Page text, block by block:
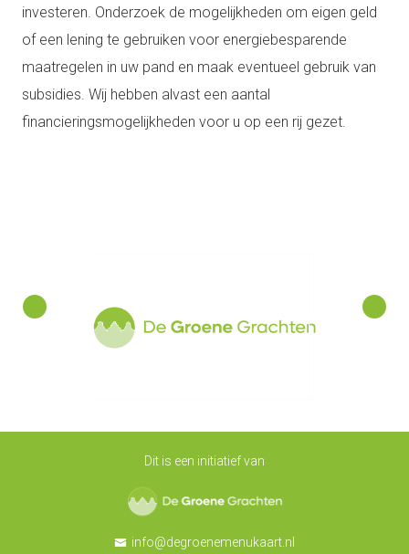
investeren. Onderzoek de mogelijkheden om eigen geld
of een lening te gebruiken voor energiebesparende
maatregelen in uw pand en maak eventueel gebruik van
subsidies. Wij hebben alvast een aantal
financieringsmogelijkheden voor u op een rij gezet.
Dit is een initiatief van
info@degroenemenukaart.nl